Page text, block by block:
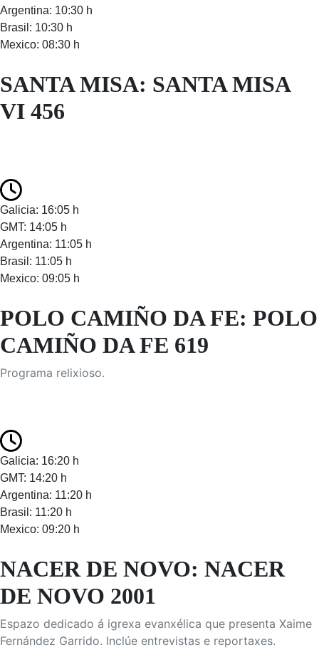
Argentina: 10:30 h
Brasil: 10:30 h
Mexico: 08:30 h
SANTA MISA: SANTA MISA
VI 456
Galicia: 16:05 h
GMT: 14:05 h
Argentina: 11:05 h
Brasil: 11:05 h
Mexico: 09:05 h
POLO CAMIÑO DA FE: POLO
CAMIÑO DA FE 619
Programa relixioso.
Galicia: 16:20 h
GMT: 14:20 h
Argentina: 11:20 h
Brasil: 11:20 h
Mexico: 09:20 h
NACER DE NOVO: NACER
DE NOVO 2001
Espazo dedicado á igrexa evanxélica que presenta Xaime
Fernández Garrido. Inclúe entrevistas e reportaxes.